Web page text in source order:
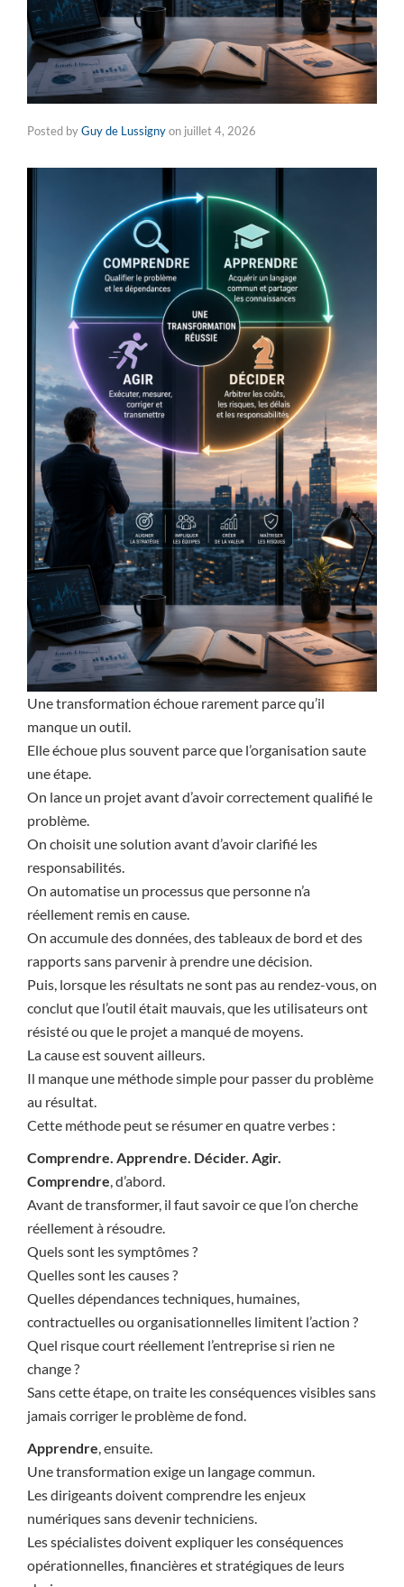
Posted byGuy de Lussignyon juillet 4, 2026
Une transformation échoue rarement parce qu’il
manque un outil.
Elle échoue plus souvent parce que l’organisation saute
une étape.
On lance un projet avant d’avoir correctement qualifié le
problème.
On choisit une solution avant d’avoir clarifié les
responsabilités.
On automatise un processus que personne n’a
réellement remis en cause.
On accumule des données, des tableaux de bord et des
rapports sans parvenir à prendre une décision.
Puis, lorsque les résultats ne sont pas au rendez-vous, on
conclut que l’outil était mauvais, que les utilisateurs ont
résisté ou que le projet a manqué de moyens.
La cause est souvent ailleurs.
Il manque une méthode simple pour passer du problème
au résultat.
Cette méthode peut se résumer en quatre verbes :
Comprendre. Apprendre. Décider. Agir.
Comprendre, d’abord.
Avant de transformer, il faut savoir ce que l’on cherche
réellement à résoudre.
Quels sont les symptômes ?
Quelles sont les causes ?
Quelles dépendances techniques, humaines,
contractuelles ou organisationnelles limitent l’action ?
Quel risque court réellement l’entreprise si rien ne
change ?
Sans cette étape, on traite les conséquences visibles sans
jamais corriger le problème de fond.
Apprendre, ensuite.
Une transformation exige un langage commun.
Les dirigeants doivent comprendre les enjeux
numériques sans devenir techniciens.
Les spécialistes doivent expliquer les conséquences
opérationnelles, financières et stratégiques de leurs